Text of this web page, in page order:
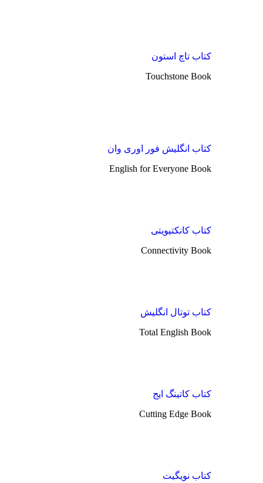
کتاب تاچ استون
Touchstone Book
کتاب انگلیش فور اوری وان
English for Everyone Book
کتاب کانکتیویتی
Connectivity Book
کتاب توتال انگلیش
Total English Book
کتاب کاتینگ ایج
Cutting Edge Book
کتاب نویگیت